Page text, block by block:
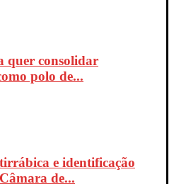
quer consolidar
polo de...
e identificação
de...